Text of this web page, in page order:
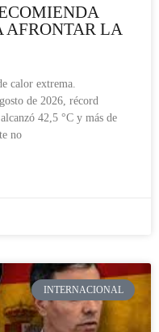
AFRONTAR LA
calor extrema.
de 2026, récord
42,5 °C y más de
no
INTERNACIONAL